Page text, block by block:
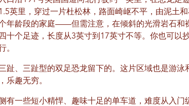
英里，穿过一片杜松林，路面崎岖不平，由泥土
年龄段的家庭——但需注意，在倾斜的光滑岩石和
十个足迹，长度从3英寸到17英寸不等。你也可以
。
趾、三趾型的双足恐龙留下的。这片区域也是游泳
乐趣无穷。
有一些短小精悍、趣味十足的单车道，难度从入门